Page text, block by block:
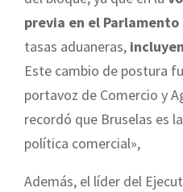
previa en el Parlamento
tasas aduaneras,
Este cambio de postura
portavoz de Comercio y
recordó que Bruselas es
política comercial»,
Además, el líder del